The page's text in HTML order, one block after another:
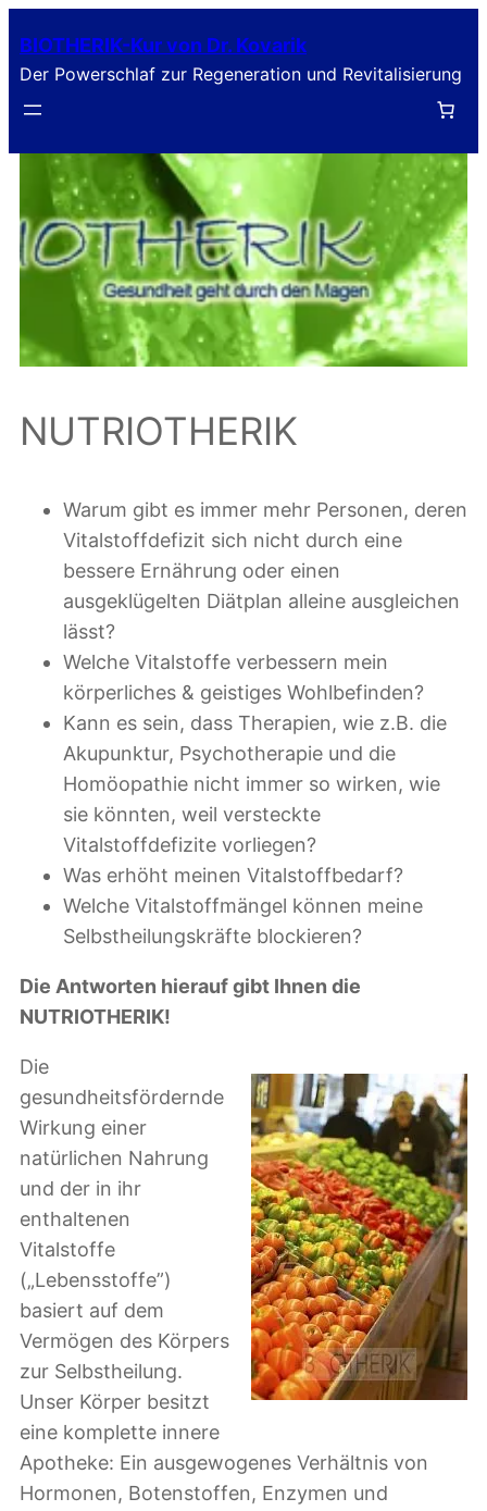
Inhalt
springen
BIOTHERIK-Kur von Dr. Kovarik
Der Powerschlaf zur Regeneration und Revitalisierung
NUTRIOTHERIK
Warum gibt es immer mehr Personen, deren
Vitalstoffdefizit sich nicht durch eine
bessere Ernährung oder einen
ausgeklügelten Diätplan alleine ausgleichen
lässt?
Welche Vitalstoffe verbessern mein
körperliches & geistiges Wohlbefinden?
Kann es sein, dass Therapien, wie z.B. die
Akupunktur, Psychotherapie und die
Homöopathie nicht immer so wirken, wie
sie könnten, weil versteckte
Vitalstoffdefizite vorliegen?
Was erhöht meinen Vitalstoffbedarf?
Welche Vitalstoffmängel können meine
Selbstheilungskräfte blockieren?
Die Antworten hierauf gibt Ihnen die
NUTRIOTHERIK!
Die
gesundheitsfördernde
Wirkung einer
natürlichen Nahrung
und der in ihr
enthaltenen
Vitalstoffe
(„Lebensstoffe”)
basiert auf dem
Vermögen des Körpers
zur Selbstheilung.
Unser Körper besitzt
eine komplette innere
Apotheke: Ein ausgewogenes Verhältnis von
Hormonen, Botenstoffen, Enzymen und